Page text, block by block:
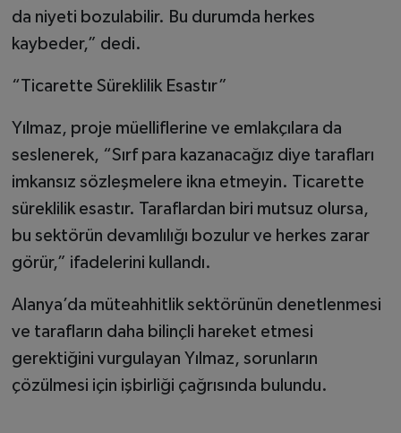
da niyeti bozulabilir. Bu durumda herkes
kaybeder,” dedi.
“Ticarette Süreklilik Esastır”
Yılmaz, proje müelliflerine ve emlakçılara da
seslenerek, “Sırf para kazanacağız diye tarafları
imkansız sözleşmelere ikna etmeyin. Ticarette
süreklilik esastır. Taraflardan biri mutsuz olursa,
bu sektörün devamlılığı bozulur ve herkes zarar
görür,” ifadelerini kullandı.
Alanya’da müteahhitlik sektörünün denetlenmesi
ve tarafların daha bilinçli hareket etmesi
gerektiğini vurgulayan Yılmaz, sorunların
çözülmesi için işbirliği çağrısında bulundu.